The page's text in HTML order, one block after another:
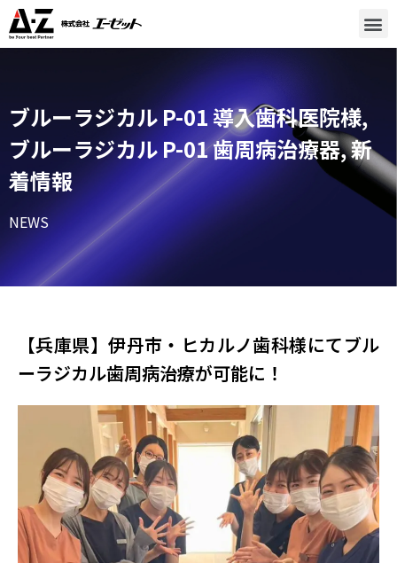
ブルーラジカル P-01 導入歯科医院様,
ブルーラジカル P-01 歯周病治療器,新
着情報
NEWS
【兵庫県】伊丹市・ヒカルノ歯科様にてブル
ーラジカル歯周病治療が可能に！